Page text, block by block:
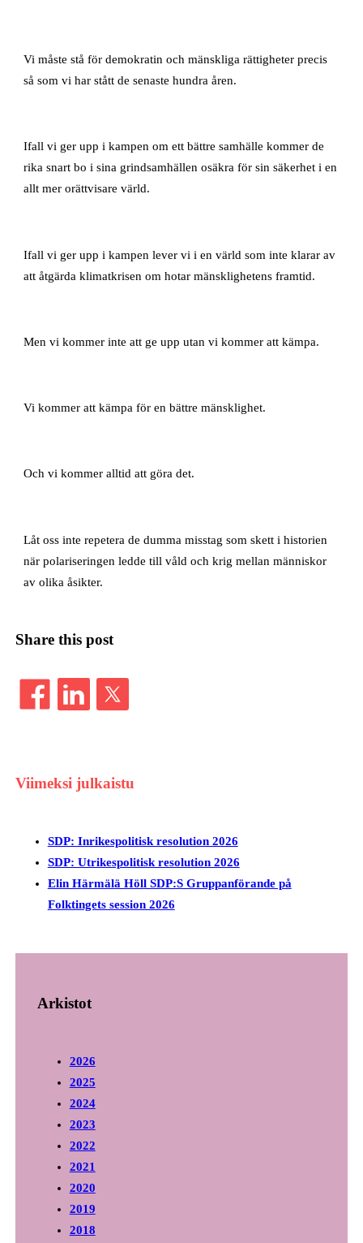
Vi måste stå för demokratin och mänskliga rättigheter precis
så som vi har stått de senaste hundra åren.
Ifall vi ger upp i kampen om ett bättre samhälle kommer de
rika snart bo i sina grindsamhällen osäkra för sin säkerhet i en
allt mer orättvisare värld.
Ifall vi ger upp i kampen lever vi i en värld som inte klarar av
att åtgärda klimatkrisen om hotar mänsklighetens framtid.
Men vi kommer inte att ge upp utan vi kommer att kämpa.
Vi kommer att kämpa för en bättre mänsklighet.
Och vi kommer alltid att göra det.
Låt oss inte repetera de dumma misstag som skett i historien
när polariseringen ledde till våld och krig mellan människor
av olika åsikter.
Share this post
Viimeksi julkaistu
SDP: Inrikespolitisk resolution 2026
SDP: Utrikespolitisk resolution 2026
Elin Härmälä Höll SDP:S Gruppanförande på
Folktingets session 2026
Arkistot
2026
2025
2024
2023
2022
2021
2020
2019
2018